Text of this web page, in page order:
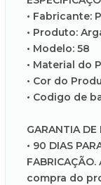
• Fabricante:
• Produto:
• Modelo: 58
• Material do
• Cor do
• Codigo de
GARANTIA DE
• 90 DIAS
compra do